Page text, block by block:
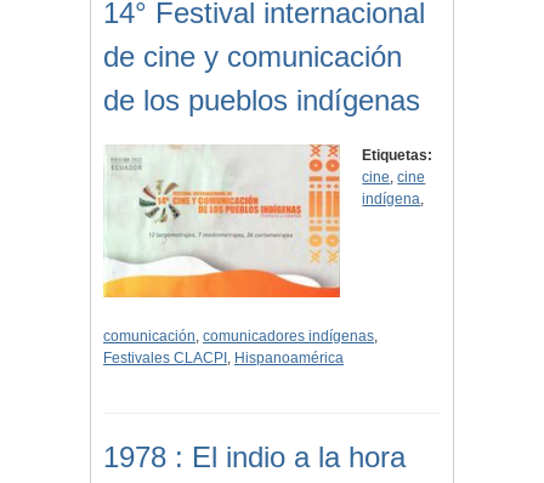
14° Festival internacional
de cine y comunicación
de los pueblos indígenas
Etiquetas:
cine,cine
indígena,
comunicación, comunicadores indígenas,
Festivales CLACPI , Hispanoamérica
1978 : El indio a la hora